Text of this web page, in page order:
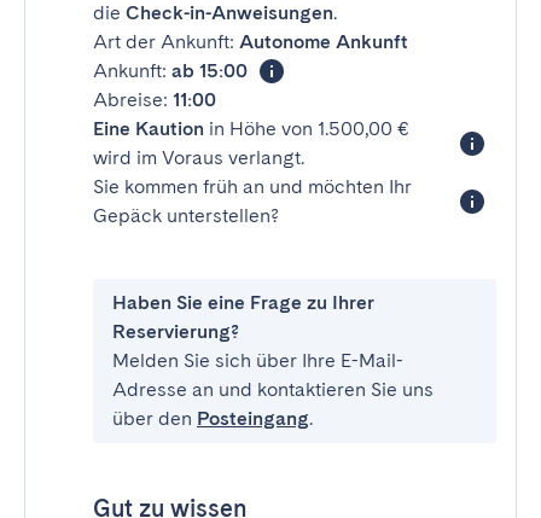
die Check-in-Anweisungen.
Art der Ankunft: Autonome Ankunft
Ankunft: ab 15:00
Abreise: 11:00
Eine Kaution in Höhe von 1.500,00 €
wird im Voraus verlangt.
Sie kommen früh an und möchten Ihr
Gepäck unterstellen?
Haben Sie eine Frage zu Ihrer
Reservierung?
Melden Sie sich über Ihre E-Mail-
Adresse an und kontaktieren Sie uns
über den Posteingang.
Gut zu wissen